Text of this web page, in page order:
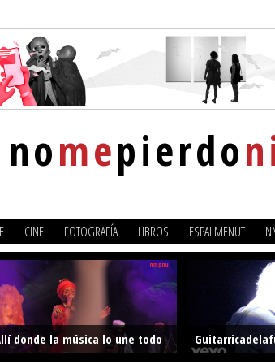
nomepierdo
CINE FOTOGRAFÍA LIBROS ESPAI MENUT
donde la música lo une todo